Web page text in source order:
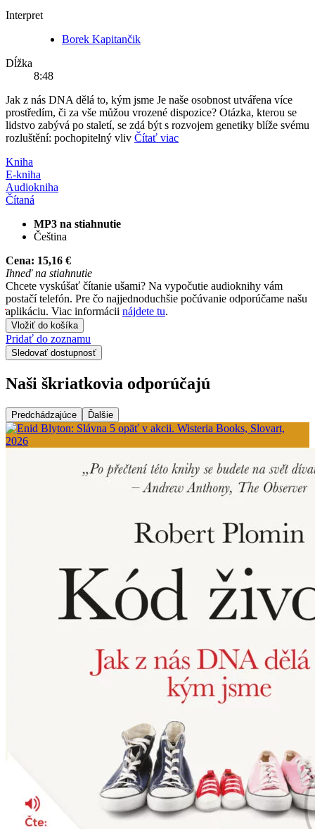
Interpret
Borek Kapitančik
Dĺžka
8:48
Jak z nás DNA dělá to, kým jsme Je naše osobnost utvářena více
prostředím, či za vše můžou vrozené dispozice? Otázka, kterou se
lidstvo zabývá po staletí, se zdá být s rozvojem genetiky blíže svému
rozluštění: pochopitelný vliv Čítať viac
Kniha
E-kniha
Audiokniha
Čítaná
MP3 na stiahnutie
Čeština
Cena: 15,16 €
Ihneď na stiahnutie
Chcete vyskúšať čítanie ušami? Na vypočutie audioknihy vám
postačí telefón. Pre čo najjednoduchšie počúvanie odporúčame našu
aplikáciu. Viac informácii nájdete tu.
Vložiť do košíka
Pridať do zoznamu
Sledovať dostupnosť
Naši škriatkovia odporúčajú
Predchádzajúce Ďalšie